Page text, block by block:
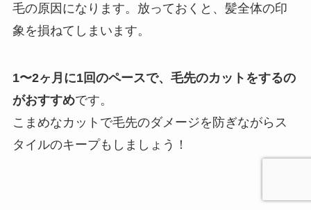
毛の原因になります。放っておくと、髪全体の印
象を損ねてしまいます。
1〜2ヶ月に1回のペースで、毛先のカットをするの
がおすすめです。
こまめなカットで毛先のダメージを防ぎながらス
タイルのキープもしましょう！